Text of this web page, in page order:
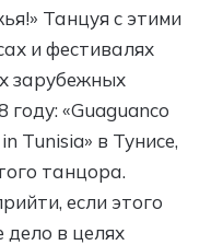
Танцуя с этими
и фестивалях
зарубежных
«Guaguanco
Tunisia» в Тунисе,
танцора.
если этого
дело в целях